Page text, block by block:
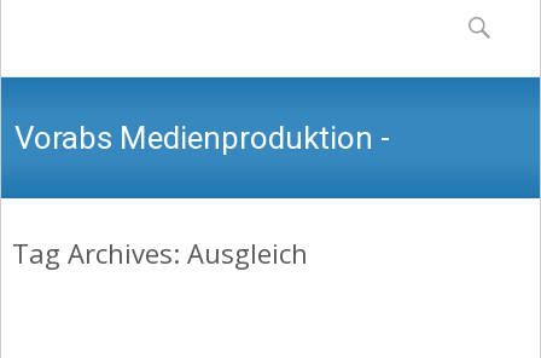
content
Suchen
nach:
Vorabs Medienproduktion -
Nachrichten, Texte, Podcast, O-Töne,
Tag Archives: Ausgleich